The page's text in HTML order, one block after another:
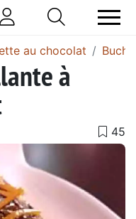
au chocolat
à